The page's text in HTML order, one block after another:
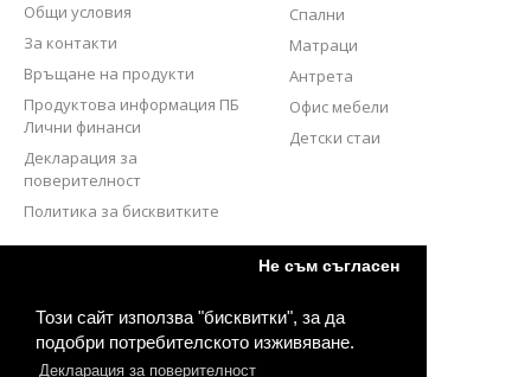
Този сайт използва "бисквитки", за да
подобри потребителското изживяване.
Декларация за поверителност
Не съм съгласен
Общи условия
За контакти
Връщане на продукти
Продуктова информация ПБ
Лични финанси
Декларация за
поверителност
Политика за бисквитките
Спални
Матраци
Антрета
Офис мебели
Детски стаи